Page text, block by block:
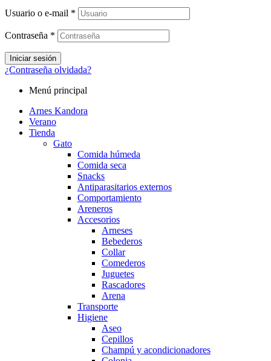
Usuario o e-mail *
Contraseña *
Iniciar sesión
¿Contraseña olvidada?
Menú principal
Arnes Kandora
Verano
Tienda
Gato
Comida húmeda
Comida seca
Snacks
Antiparasitarios externos
Comportamiento
Areneros
Accesorios
Arneses
Bebederos
Collar
Comederos
Juguetes
Rascadores
Arena
Transporte
Higiene
Aseo
Cepillos
Champú y acondicionadores